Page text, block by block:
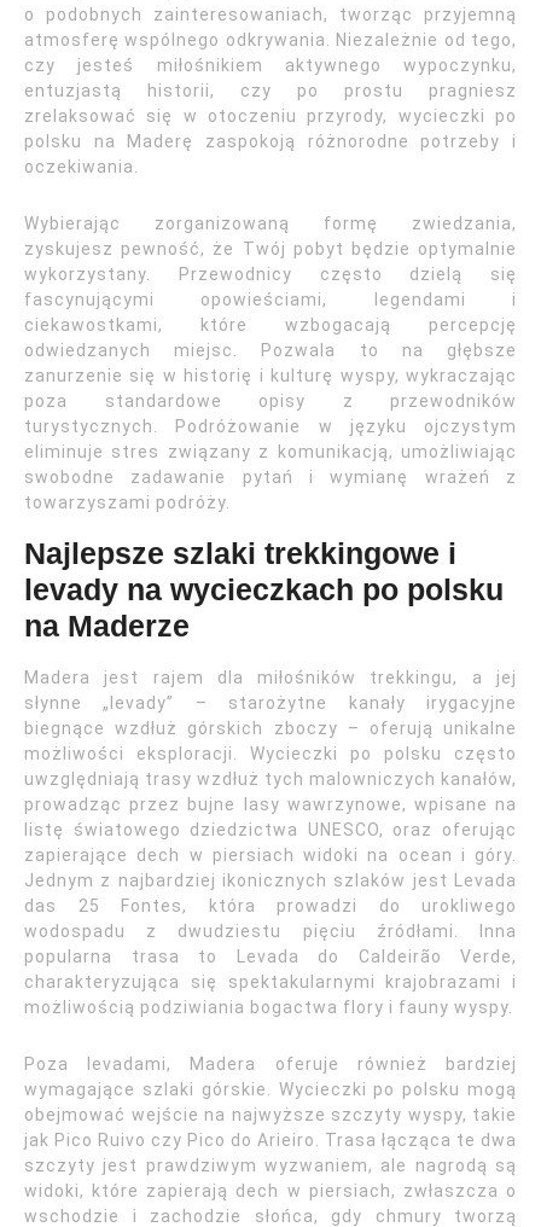
o podobnych zainteresowaniach, tworząc przyjemną
atmosferę wspólnego odkrywania. Niezależnie od tego,
czy jesteś miłośnikiem aktywnego wypoczynku,
entuzjastą historii, czy po prostu pragniesz
zrelaksować się w otoczeniu przyrody, wycieczki po
polsku na Maderę zaspokoją różnorodne potrzeby i
oczekiwania.
Wybierając zorganizowaną formę zwiedzania,
zyskujesz pewność, że Twój pobyt będzie optymalnie
wykorzystany. Przewodnicy często dzielą się
fascynującymi opowieściami, legendami i
ciekawostkami, które wzbogacają percepcję
odwiedzanych miejsc. Pozwala to na głębsze
zanurzenie się w historię i kulturę wyspy, wykraczając
poza standardowe opisy z przewodników
turystycznych. Podróżowanie w języku ojczystym
eliminuje stres związany z komunikacją, umożliwiając
swobodne zadawanie pytań i wymianę wrażeń z
towarzyszami podróży.
Najlepsze szlaki trekkingowe i
levady na wycieczkach po polsku
na Maderze
Madera jest rajem dla miłośników trekkingu, a jej
słynne „levady” – starożytne kanały irygacyjne
biegnące wzdłuż górskich zboczy – oferują unikalne
możliwości eksploracji. Wycieczki po polsku często
uwzględniają trasy wzdłuż tych malowniczych kanałów,
prowadząc przez bujne lasy wawrzynowe, wpisane na
listę światowego dziedzictwa UNESCO, oraz oferując
zapierające dech w piersiach widoki na ocean i góry.
Jednym z najbardziej ikonicznych szlaków jest Levada
das 25 Fontes, która prowadzi do urokliwego
wodospadu z dwudziestu pięciu źródłami. Inna
popularna trasa to Levada do Caldeirão Verde,
charakteryzująca się spektakularnymi krajobrazami i
możliwością podziwiania bogactwa flory i fauny wyspy.
Poza levadami, Madera oferuje również bardziej
wymagające szlaki górskie. Wycieczki po polsku mogą
obejmować wejście na najwyższe szczyty wyspy, takie
jak Pico Ruivo czy Pico do Arieiro. Trasa łącząca te dwa
szczyty jest prawdziwym wyzwaniem, ale nagrodą są
widoki, które zapierają dech w piersiach, zwłaszcza o
wschodzie i zachodzie słońca, gdy chmury tworzą